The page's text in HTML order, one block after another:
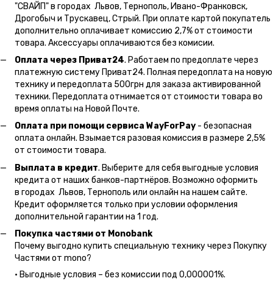
"СВАЙП" в городах Львов, Тернополь, Ивано-Франковск,
Дрогобыч и Трускавец, Стрый. При оплате картой покупатель
дополнительно оплачивает комиссию 2,7% от стоимости
товара. Аксессуары оплачиваются без комисии.
Оплата через Приват24. Работаем по предоплате через
платежную систему Приват24. Полная передоплата на новую
технику и передоплата 500грн для заказа активированной
техники. Передоплата отнимается от стоимости товара во
время оплаты на Новой Почте.
Оплата при помощи сервиса WayForPay - безопасная
оплата онлайн. Взымается разовая комиссия в размере 2,5%
от стоимости товара.
Выплата в кредит. Выберите для себя выгодные условия
кредита от наших банков-партнёров. Возможно оформить
в городах Львов, Тернополь или онлайн на нашем сайте.
Кредит оформляется только при условии оформления
дополнительной гарантии на 1 год.
Покупка частями от Monobank
Почему выгодно купить специальную технику через Покупку
Частями от mono?
• Выгодные условия – без комиссии под 0,000001%.